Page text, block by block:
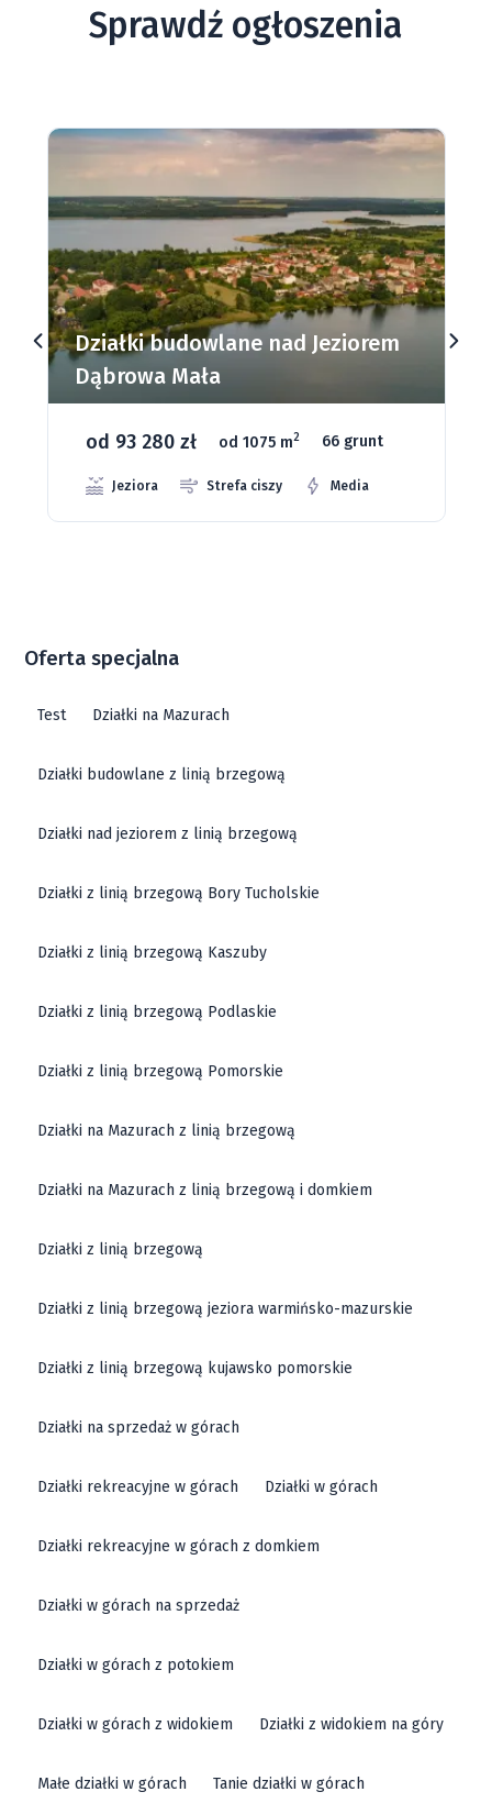
Sprawdź ogłoszenia
Działki budowlane nad Jeziorem
Dąbrowa Mała
od 93 280 zł od 1075 m2 66 grunt
Jeziora Strefa ciszy Media
Oferta specjalna
Test Działki na Mazurach
Działki budowlane z linią brzegową
Działki nad jeziorem z linią brzegową
Działki z linią brzegową Bory Tucholskie
Działki z linią brzegową Kaszuby
Działki z linią brzegową Podlaskie
Działki z linią brzegową Pomorskie
Działki na Mazurach z linią brzegową
Działki na Mazurach z linią brzegową i domkiem
Działki z linią brzegową
Działki z linią brzegową jeziora warmińsko-mazurskie
Działki z linią brzegową kujawsko pomorskie
Działki na sprzedaż w górach
Działki rekreacyjne w górach Działki w górach
Działki rekreacyjne w górach z domkiem
Działki w górach na sprzedaż
Działki w górach z potokiem
Działki w górach z widokiem Działki z widokiem na góry
Małe działki w górach Tanie działki w górach